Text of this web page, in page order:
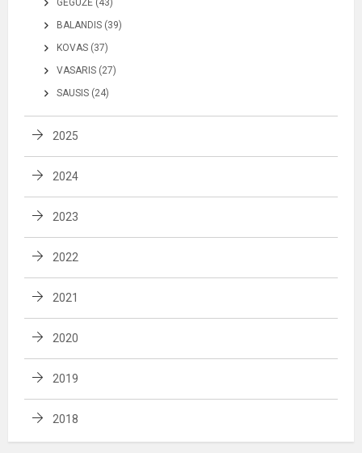
GEGUŽĖ (43)
BALANDIS (39)
KOVAS (37)
VASARIS (27)
SAUSIS (24)
2025
2024
2023
2022
2021
2020
2019
2018